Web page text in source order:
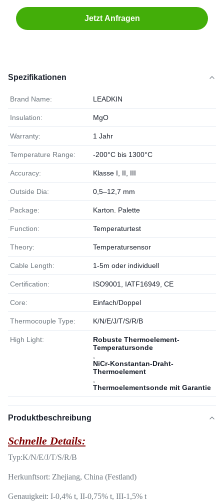
Jetzt Anfragen
Spezifikationen
Brand Name: LEADKIN
Insulation: MgO
Warranty: 1 Jahr
Temperature Range: -200°C bis 1300°C
Accuracy: Klasse I, II, III
Outside Dia: 0,5–12,7 mm
Package: Karton. Palette
Function: Temperaturtest
Theory: Temperatursensor
Cable Length: 1-5m oder individuell
Certification: ISO9001, IATF16949, CE
Core: Einfach/Doppel
Thermocouple Type: K/N/E/J/T/S/R/B
High Light:
Robuste Thermoelement-
Temperatursonde
NiCr-Konstantan-Draht-
Thermoelement
Thermoelementsonde mit Garantie
Produktbeschreibung
Schnelle Details:
Typ:K/N/E/J/T/S/R/B
Herkunftsort: Zhejiang, China (Festland)
Genauigkeit: I-0,4% t, II-0,75% t, III-1,5% t